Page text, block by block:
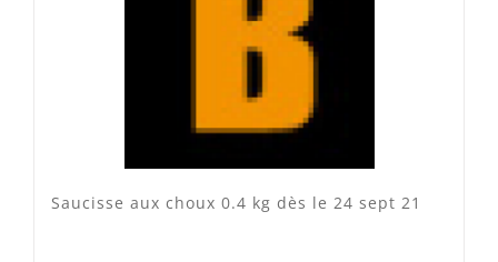
Spécialité vaudoises
Saucisse aux choux 0.4 kg dès le 24 sept 21